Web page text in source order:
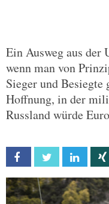
Ein Ausweg aus
wenn man von
Sieger und
Hoffnung, in der
Russland würde
Facebook Twitter Linkedin